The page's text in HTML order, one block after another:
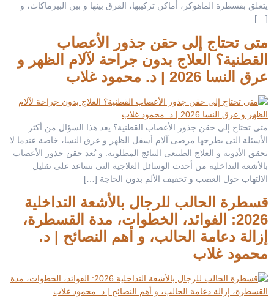
يتعلق بقسطرة الماهوكر، أماكن تركيبها، الفرق بينها و بين البيرماكاث، و
[…]
متى تحتاج إلى حقن جذور الأعصاب
القطنية؟ العلاج بدون جراحة لآلام الظهر و
عرق النسا 2026 | د. محمود غلاب
متى تحتاج إلى حقن جذور الأعصاب القطنية؟ يعد هذا السؤال من أكثر
الأسئلة التى يطرحها مرضى آلام أسفل الظهر و عرق النسا، خاصة عندما لا
تحقق الأدوية و العلاج الطبيعى النتائج المطلوبة. و تُعد حقن جذور الأعصاب
بالأشعة التداخلية من أحدث الوسائل العلاجية التى تساعد على تقليل
الالتهاب حول العصب و تخفيف الألم بدون الحاجة […]
قسطرة الحالب للرجال بالأشعة التداخلية
2026: الفوائد، الخطوات، مدة القسطرة،
إزالة دعامة الحالب، و أهم النصائح | د.
محمود غلاب